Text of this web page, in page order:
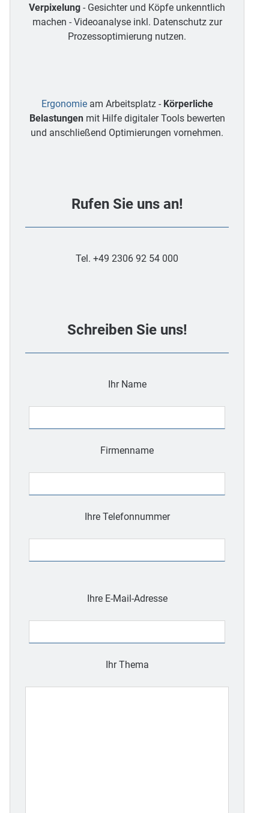
Verpixelung - Gesichter und Köpfe unkenntlich
machen - Videoanalyse inkl. Datenschutz zur
Prozessoptimierung nutzen.
Ergonomieam Arbeitsplatz - Körperliche
Belastungenmit Hilfe digitaler Tools bewerten
und anschließend Optimierungen vornehmen.
Rufen Sie uns an!
Tel. +49 2306 92 54 000
Schreiben Sie uns!
Ihr Name
Firmenname
Ihre Telefonnummer
leer.
Ihre E-Mail-Adresse
Ihr Thema